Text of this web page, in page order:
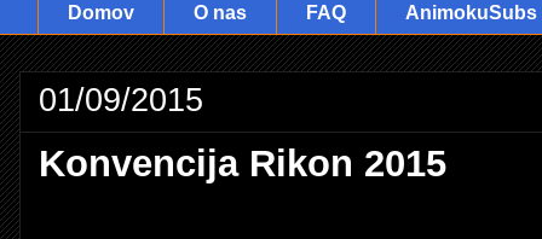
Domov O nas FAQ AnimokuSubs
01/09/2015
Konvencija Rikon 2015